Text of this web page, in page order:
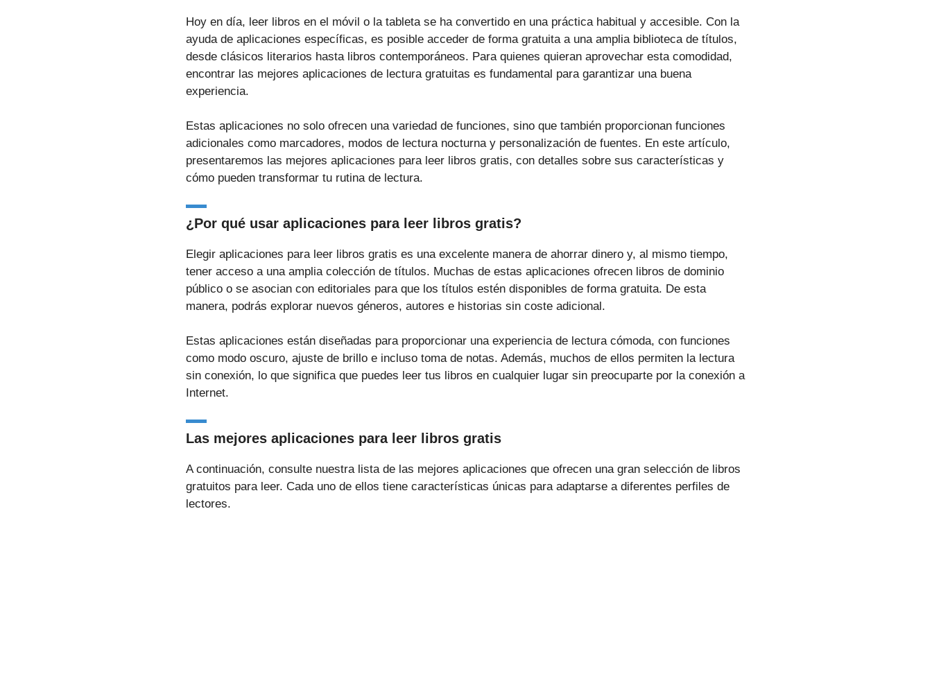
Hoy en día, leer libros en el móvil o la tableta se ha convertido en una práctica habitual y accesible. Con la
ayuda de aplicaciones específicas, es posible acceder de forma gratuita a una amplia biblioteca de títulos,
desde clásicos literarios hasta libros contemporáneos. Para quienes quieran aprovechar esta comodidad,
encontrar las mejores aplicaciones de lectura gratuitas es fundamental para garantizar una buena
experiencia.
Estas aplicaciones no solo ofrecen una variedad de funciones, sino que también proporcionan funciones
adicionales como marcadores, modos de lectura nocturna y personalización de fuentes. En este artículo,
presentaremos las mejores aplicaciones para leer libros gratis, con detalles sobre sus características y
cómo pueden transformar tu rutina de lectura.
¿Por qué usar aplicaciones para leer libros gratis?
Elegir aplicaciones para leer libros gratis es una excelente manera de ahorrar dinero y, al mismo tiempo,
tener acceso a una amplia colección de títulos. Muchas de estas aplicaciones ofrecen libros de dominio
público o se asocian con editoriales para que los títulos estén disponibles de forma gratuita. De esta
manera, podrás explorar nuevos géneros, autores e historias sin coste adicional.
Estas aplicaciones están diseñadas para proporcionar una experiencia de lectura cómoda, con funciones
como modo oscuro, ajuste de brillo e incluso toma de notas. Además, muchos de ellos permiten la lectura
sin conexión, lo que significa que puedes leer tus libros en cualquier lugar sin preocuparte por la conexión a
Internet.
Las mejores aplicaciones para leer libros gratis
A continuación, consulte nuestra lista de las mejores aplicaciones que ofrecen una gran selección de libros
gratuitos para leer. Cada uno de ellos tiene características únicas para adaptarse a diferentes perfiles de
lectores.